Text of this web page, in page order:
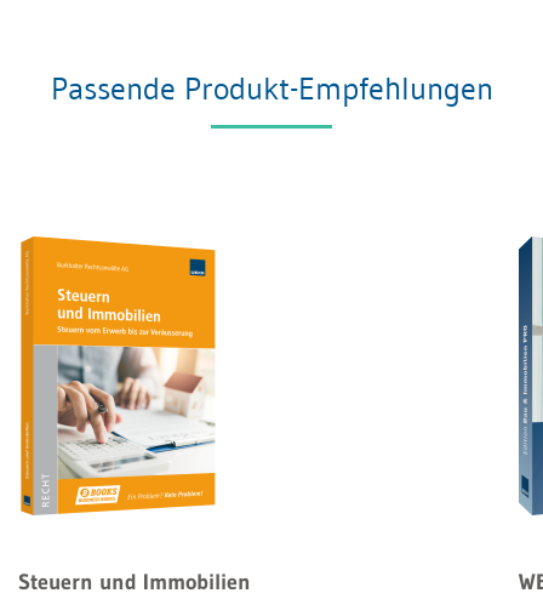
Passende Produkt-Empfehlungen
Steuern und Immobilien